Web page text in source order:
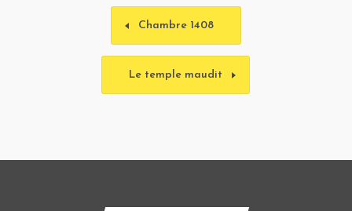
Chambre 1408
Le temple maudit